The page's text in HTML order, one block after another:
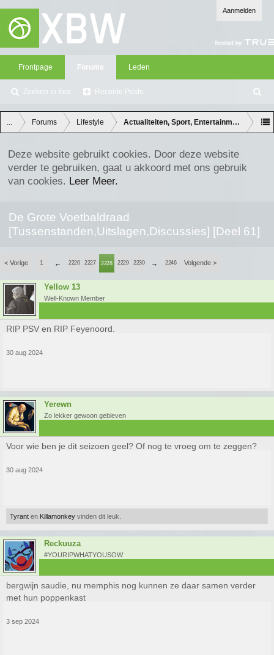
Aanmelden
Frontpage Forums
Zoeken in fora Recente Posts
Leden
oe
ke
n
... Forums Lifestyle Actualiteiten, Sport, Entertainment en
Deze website gebruikt cookies. Door deze website
verder te gebruiken, gaat u akkoord met ons gebruik
van cookies. Leer Meer.
De Grote Voetbaldraad
[Tussenstanden,Uitslagen,Discussies] [Deel 61]
< Vorige 1 ← 2226 2227 2228 2229 2230 → 2246 Volgende >
Yellow 13
Well-Known Member
RIP PSV en RIP Feyenoord.
30 aug 2024
Yerewn
Zo lekker gewoon gebleven
Voor wie ben je dit seizoen geel? Of nog te vroeg om te zeggen?
30 aug 2024
Tyrant en Killamonkey vinden dit leuk.
Reckuuza
#YOURIPWHATYOUSOW
bergwijn saudie, nu memphis nog kunnen ze daar samen verder
met hun poppenkast
3 sep 2024